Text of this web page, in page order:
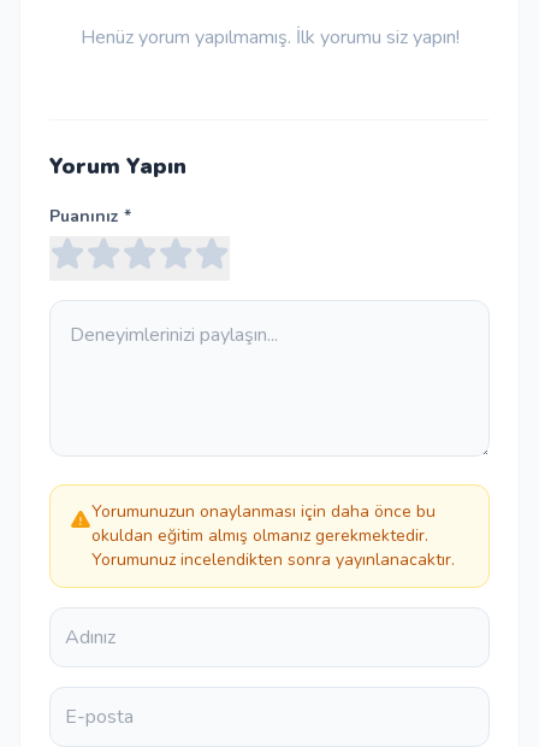
Henüz yorum yapılmamış. İlk yorumu siz yapın!
Yorum Yapın
Puanınız *
Yorumunuzun onaylanması için daha önce bu
okuldan eğitim almış olmanız gerekmektedir.
Yorumunuz incelendikten sonra yayınlanacaktır.